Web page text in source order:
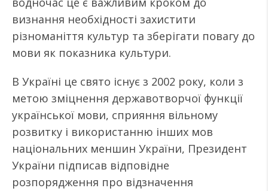
визнання необхідності захистити
різноманіття культур та зберігати повагу до
мови як показника культури.
В Україні це свято існує з 2002 року, коли з
метою зміцнення державотворчої функції
української мови, сприяння вільному
розвитку і використанню інших мов
національних меншин України, Президент
України підписав відповідне
розпорядження про відзначення